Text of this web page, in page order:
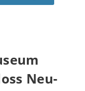
Neu-